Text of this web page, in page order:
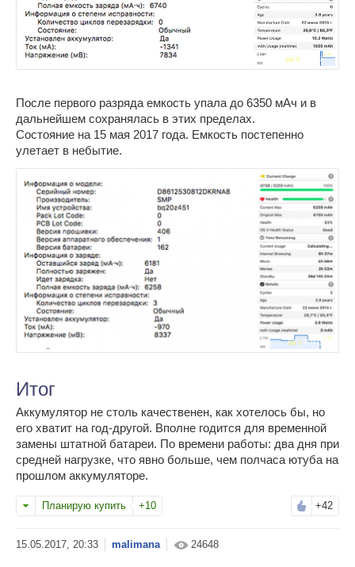
После первого разряда емкость упала до 6350 мАч и в
дальнейшем сохранялась в этих пределах.
Состояние на 15 мая 2017 года. Емкость постепенно
улетает в небытие.
Итог
Аккумулятор не столь качественен, как хотелось бы, но
его хватит на год-другой. Вполне годится для временной
замены штатной батареи. По времени работы: два дня при
средней нагрузке, что явно больше, чем полчаса ютуба на
прошлом аккумуляторе.
Планирую купить +10 +42
malimana 24648